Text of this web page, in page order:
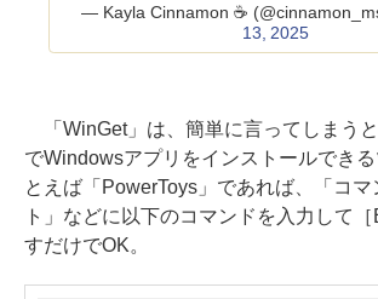
— Kayla Cinnamon ☕
13, 2025
「WinGet」は、簡単に言ってしまう
でWindowsアプリをインストールでき
とえば「PowerToys」であれば、「コ
ト」などに以下のコマンドを入力して
すだけでOK。